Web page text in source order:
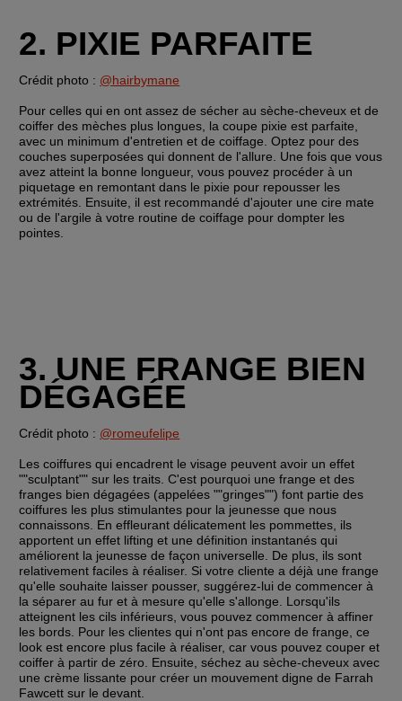
2. PIXIE PARFAITE
Crédit photo : @hairbymane
Pour celles qui en ont assez de sécher au sèche-cheveux et de
coiffer des mèches plus longues, la coupe pixie est parfaite,
avec un minimum d'entretien et de coiffage. Optez pour des
couches superposées qui donnent de l'allure. Une fois que vous
avez atteint la bonne longueur, vous pouvez procéder à un
piquetage en remontant dans le pixie pour repousser les
extrémités. Ensuite, il est recommandé d'ajouter une cire mate
ou de l'argile à votre routine de coiffage pour dompter les
pointes.
3. UNE FRANGE BIEN
DÉGAGÉE
Crédit photo : @romeufelipe
Les coiffures qui encadrent le visage peuvent avoir un effet
""sculptant"" sur les traits. C'est pourquoi une frange et des
franges bien dégagées (appelées ""gringes"") font partie des
coiffures les plus stimulantes pour la jeunesse que nous
connaissons. En effleurant délicatement les pommettes, ils
apportent un effet lifting et une définition instantanés qui
améliorent la jeunesse de façon universelle. De plus, ils sont
relativement faciles à réaliser. Si votre cliente a déjà une frange
qu'elle souhaite laisser pousser, suggérez-lui de commencer à
la séparer au fur et à mesure qu'elle s'allonge. Lorsqu'ils
atteignent les cils inférieurs, vous pouvez commencer à affiner
les bords. Pour les clientes qui n'ont pas encore de frange, ce
look est encore plus facile à réaliser, car vous pouvez couper et
coiffer à partir de zéro. Ensuite, séchez au sèche-cheveux avec
une crème lissante pour créer un mouvement digne de Farrah
Fawcett sur le devant.